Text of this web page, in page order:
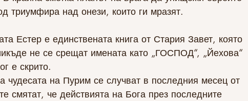
триумфира над онези, които ги мразят.
Естер е единствената книга от Стария Завет, която
не се срещат имената като „ГОСПОД“, „Йехова“
е скрито.
чудесата на Пурим се случват в последния месец от
смятат, че действията на Бога през последните